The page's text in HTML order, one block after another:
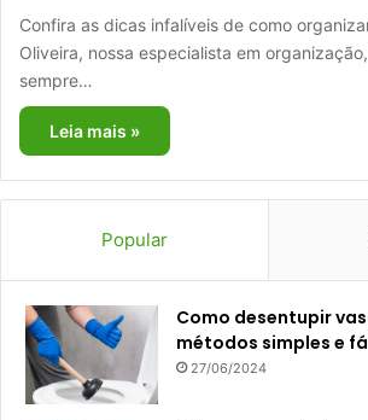
Confira as dicas infalíveis de como
Oliveira, nossa especialista em
sempre…
Leia mais »
Popular
Como desentupir
métodos simples e
27/06/2024